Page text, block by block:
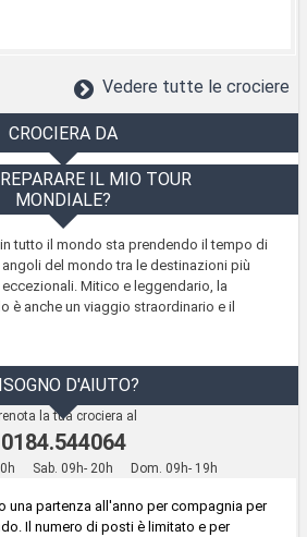
Vedere tutte le crociere
CROCIERA DA
IL MIO TOUR
MONDIALE?
tutto il mondo sta prendendo il tempo di
del mondo tra le destinazioni più
Mitico e leggendario, la
è anche un viaggio straordinario e il
D'AIUTO?
la tua crociera al
0184.544064
Sab. 09h- 20h Dom. 09h- 19h
una partenza all'anno per compagnia per
Il numero di posti è limitato e per